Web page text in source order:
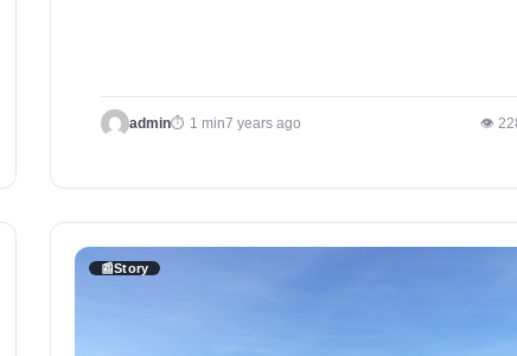
admin 1 min7 years ago 👁
📰Story